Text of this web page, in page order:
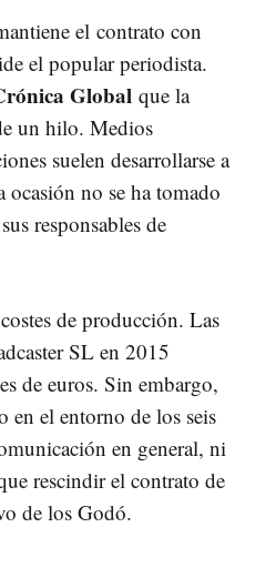
el contrato con
el popular periodista.
Global que la
un hilo. Medios
suelen desarrollarse a
ocasión no se ha tomado
responsables de
de producción. Las
SL en 2015
de euros. Sin embargo,
en el entorno de los seis
en general, ni
rescindir el contrato de
de los Godó.